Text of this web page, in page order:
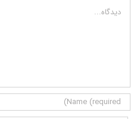
دیدگاه